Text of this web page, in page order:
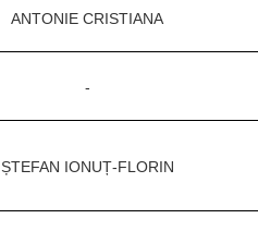
ANTONIE CRISTIANA
-
ȘTEFAN IONUȚ-FLORIN